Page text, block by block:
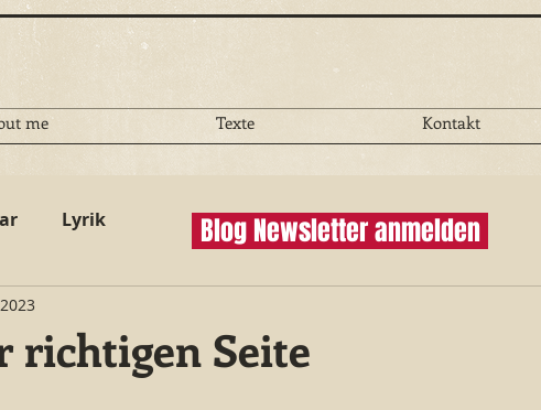
Lyrik
richtigen Seite
Blog Newsletter anmelden
me Texte Kontakt